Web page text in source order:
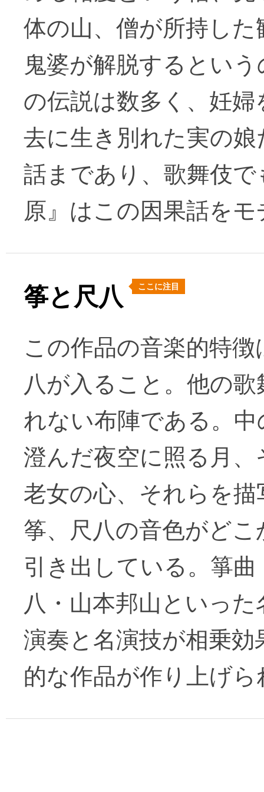
体の山、僧が所持し
鬼婆が解脱するとい
の伝説は数多く、妊
去に生き別れた実の
話まであり、歌舞伎
原』はこの因果話を
筝と尺八 ここに注目
この作品の音楽的特
八が入ること。他の
れない布陣である。
澄んだ夜空に照る月
老女の心、それらを
筝、尺八の音色がど
引き出している。箏
八・山本邦山といっ
演奏と名演技が相乗
的な作品が作り上げ